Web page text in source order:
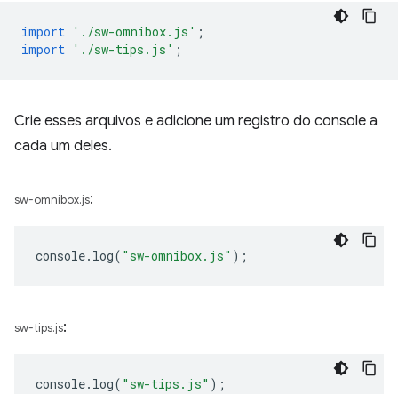
import './sw-omnibox.js' ;
import
'./sw-tips.js' ;
Crie esses arquivos e adicione um registro do console a
cada um deles.
sw-omnibox.js:
console. log( "sw-omnibox.js" );
sw-tips.js:
console. log( "sw-tips.js" );